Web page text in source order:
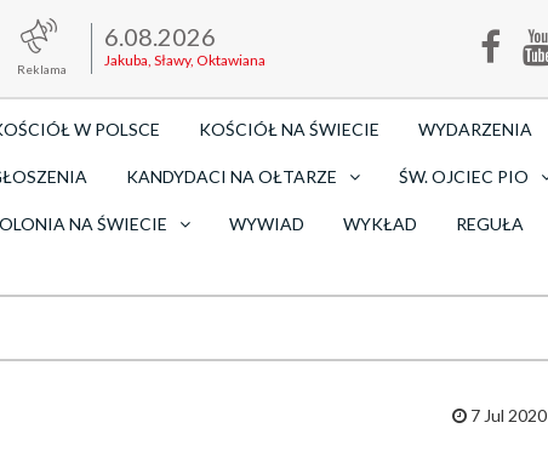
Reklama
6.08.2026
Jakuba, Sławy, Oktawiana
W POLSCE KOŚCIÓŁ NA ŚWIECIE WYDARZENIA
KANDYDACI NA OŁTARZE ŚW. OJCIEC PIO
NA ŚWIECIE WYWIAD WYKŁAD REGUŁA
7 Jul 2020